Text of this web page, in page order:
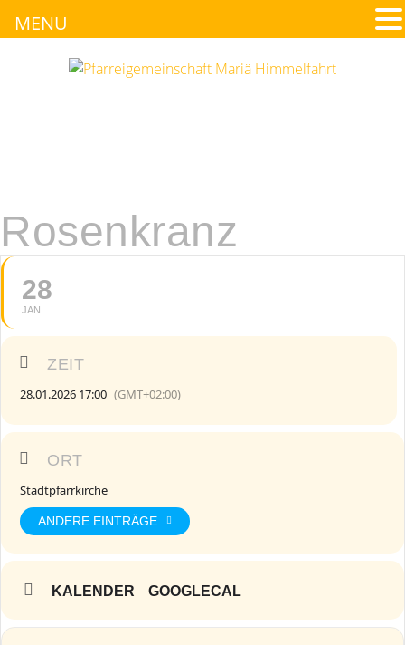
Rosenkranz
28
JAN
ZEIT
28.01.2026 17:00 (GMT+02:00)
ORT
Stadtpfarrkirche
ANDERE EINTRÄGE
KALENDER GOOGLECAL
MENU